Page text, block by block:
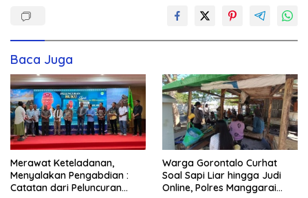
Baca Juga
Merawat Keteladanan,
Menyalakan Pengabdian :
Catatan dari Peluncuran
Warga Gorontalo Curhat
Soal Sapi Liar hingga Judi
Online, Polres Manggarai